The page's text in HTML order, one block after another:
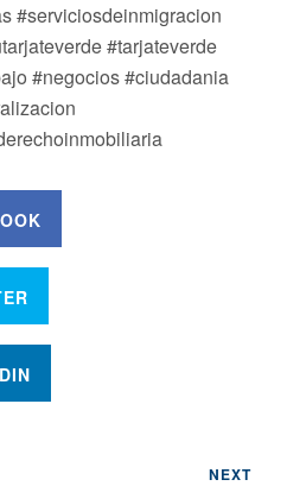
#serviciosdeinmigracion
#tarjateverde
#negocios #ciudadania
NEXT